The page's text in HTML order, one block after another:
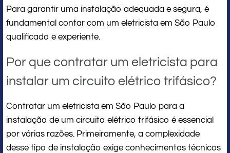
Para garantir uma instalação adequada e segura, é
fundamental contar com um eletricista em São Paulo
qualificado e experiente.
Por que contratar um eletricista para
instalar um circuito elétrico trifásico?
Contratar um eletricista em São Paulo para a
instalação de um circuito elétrico trifásico é essencial
por várias razões. Primeiramente, a complexidade
desse tipo de instalação exige conhecimentos técnicos